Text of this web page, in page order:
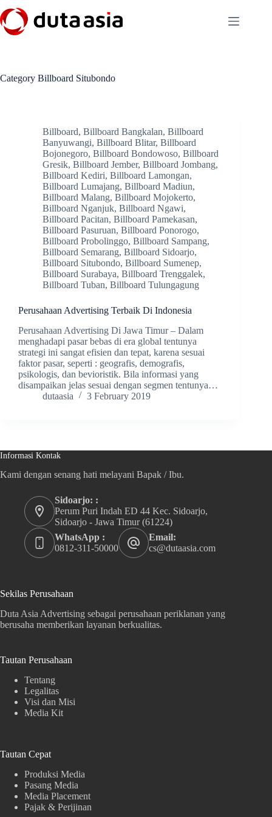
to
content
Category Billboard Situbondo
Billboard, Billboard Bangkalan, Billboard
Banyuwangi, Billboard Blitar, Billboard
Bojonegoro, Billboard Bondowoso, Billboard
Gresik, Billboard Jember, Billboard Jombang,
Billboard Kediri, Billboard Lamongan,
Billboard Lumajang, Billboard Madiun,
Billboard Malang, Billboard Mojokerto,
Billboard Nganjuk, Billboard Ngawi,
Billboard Pacitan, Billboard Pamekasan,
Billboard Pasuruan, Billboard Ponorogo,
Billboard Probolinggo, Billboard Sampang,
Billboard Semarang, Billboard Sidoarjo,
Billboard Situbondo, Billboard Sumenep,
Billboard Surabaya, Billboard Trenggalek,
Billboard Tuban, Billboard Tulungagung
Perusahaan Advertising Terbaik Di Indonesia
Perusahaan Advertising Di Jawa Timur – Dalam
menghadapi pasar bebas di era global tentunya
strategi ini sangat efisien dan tepat, karena sesuai
faktor pasar, seperti : geografis, demografis,
psikologis, dan bevioristik. Bila informasi yang
disampaikan jelas sesuai dengan segmen tentunya…
dutaasia
3 February 2019
Informasi Kontak
Kami dengan senang hati melayani Bapak / Ibu.
Sidoarjo: :
Perum Puri Indah ED 44 Kec. Sidoarjo,
Sidoarjo - Jawa Timur (61224)
WhatsApp :
0812-311-50000
Email:
cs@dutaasia.com
Sekilas Perusahaan
Duta Asia Advertising sebagai perusahaan periklanan yang
berusaha memberikan layanan berkualitas.
Tautan Perusahaan
Tentang
Legalitas
Visi dan Misi
Media Kit
Tautan Cepat
Produksi Media
Pasang Media
Media Placement
Pajak & Perijinan